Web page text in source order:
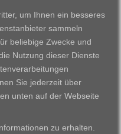
Bildungsangebot
Ausbildung
Fortbildung
um Ihnen ein besseres
sammeln
beliebige Zwecke und
Nutzung dieser Dienste
Sie jederzeit über
unten auf der Webseite
zu erhalten.